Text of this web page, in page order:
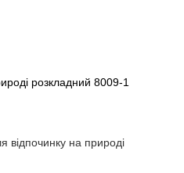
розкладний 8009-1